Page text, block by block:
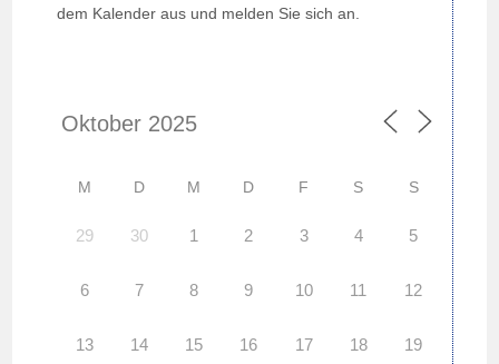
dem Kalender aus und melden Sie sich an.
M D M D F S S
29 30 1 2 3 4 5
6 7 8 9 10 11 12
13 14 15 16 17 18 19